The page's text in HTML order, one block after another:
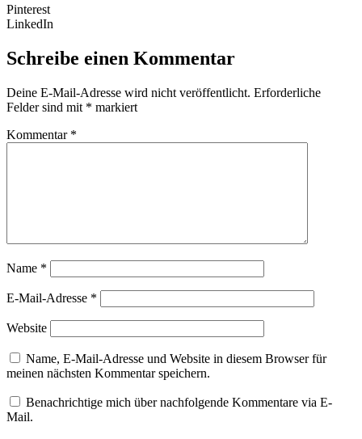
Pinterest
LinkedIn
Schreibe einen Kommentar
Deine E-Mail-Adresse wird nicht veröffentlicht. Erforderliche
Felder sind mit * markiert
Kommentar *
Name *
E-Mail-Adresse *
Website
Name, E-Mail-Adresse und Website in diesem Browser für
meinen nächsten Kommentar speichern.
Benachrichtige mich über nachfolgende Kommentare via E-
Mail.